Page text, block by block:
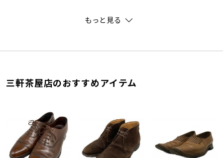
もっと見る
三軒茶屋店のおすすめアイテム